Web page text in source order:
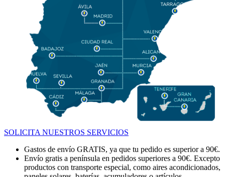
SOLICITA NUESTROS SERVICIOS
Gastos de envío GRATIS, ya que tu pedido es superior a 90€.
Envío gratis a península en pedidos superiores a 90€. Excepto
productos con transporte especial, como aires acondicionados,